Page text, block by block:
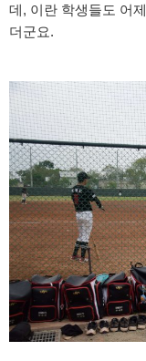
데, 이란 학생들도 어
더군요.